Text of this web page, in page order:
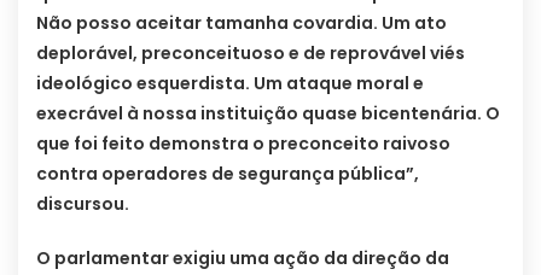
Não posso aceitar tamanha covardia. Um ato
deplorável, preconceituoso e de reprovável viés
ideológico esquerdista. Um ataque moral e
execrável à nossa instituição quase bicentenária. O
que foi feito demonstra o preconceito raivoso
contra operadores de segurança pública”,
discursou.
O parlamentar exigiu uma ação da direção da